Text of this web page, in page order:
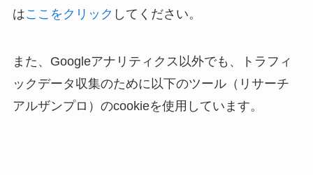
はここをクリック してください。
また、Googleアナリティクス以外でも、トラフィ
ックデータ収集のために以下のツール（リサーチ
アルザンプロ）のcookieを使用しています。